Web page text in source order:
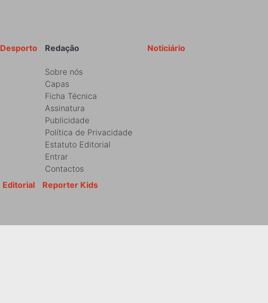
Noticiário
Redação
Sobre nós
Capas
Ficha Técnica
Assinatura
Publicidade
Política de Privacidade
Estatuto Editorial
Entrar
Contactos
Desporto
Reporter Kids
Editorial